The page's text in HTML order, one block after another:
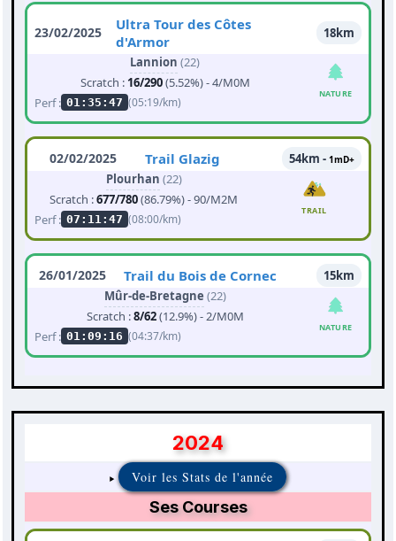
23/02/2025
Ultra Tour des Côtes
d'Armor
18km
Lannion (22)
Scratch : 16/290(5.52%) - 4/M0M
Perf : 01:35:47 (05:19/km)
NATURE
02/02/2025 Trail Glazig 54km - 1mD+
Plourhan (22)
Scratch :677/780(86.79%) - 90/M2M
Perf : 07:11:47 (08:00/km)
TRAIL
26/01/2025 Trail du Bois de Cornec
15km
Mûr-de-Bretagne (22)
Scratch :8/62(12.9%) - 2/M0M
Perf : 01:09:16 (04:37/km)
NATURE
2024
Voir les Stats de l'année
Ses Courses